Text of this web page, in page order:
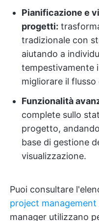
Pianificazione e
progetti:
tradizionale con
aiutando a
tempestivamente
migliorare il
Funzionalità
complete sullo
progetto,
base di gestione
visualizzazione.
Puoi consultare
project management
manager utilizzano